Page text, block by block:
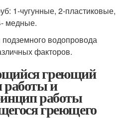
1-чугунные, 2-пластиковые,
медные.
водопровода
факторов.
греющий
работы и
работы
греющего